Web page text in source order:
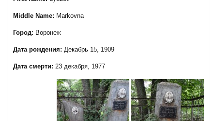
Middle Name: Markovna
Город: Воронеж
Дата рождения:Декабрь 15, 1909
Дата смерти:23 декабря, 1977